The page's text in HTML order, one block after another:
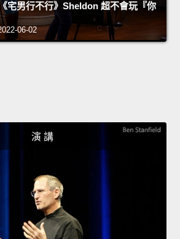
宅男行不行》Sheldon 超不會玩『你
06-02
演 講